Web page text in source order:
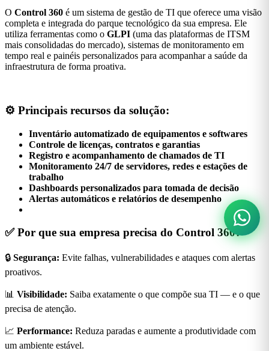
O Control 360 é um sistema de gestão de TI que oferece uma visão
completa e integrada do parque tecnológico da sua empresa. Ele
utiliza ferramentas como o GLPI (uma das plataformas de ITSM
mais consolidadas do mercado), sistemas de monitoramento em
tempo real e painéis personalizados para acompanhar a saúde da
infraestrutura de forma proativa.
⚙️ Principais recursos da solução:
Inventário automatizado de equipamentos e softwares
Controle de licenças, contratos e garantias
Registro e acompanhamento de chamados de TI
Monitoramento 24/7 de servidores, redes e estações de
trabalho
Dashboards personalizados para tomada de decisão
Alertas automáticos e relatórios de desempenho
✅Por que sua empresa precisa do Control 360?
🔒 Segurança: Evite falhas, vulnerabilidades e ataques com alertas
proativos.
📊 Visibilidade: Saiba exatamente o que compõe sua TI — e o que
precisa de atenção.
📈 Performance: Reduza paradas e aumente a produtividade com
um ambiente estável.